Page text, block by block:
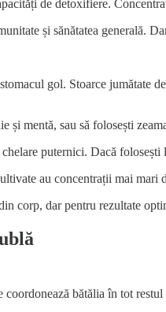
de detoxifiere.
și sănătatea generală.
gol. Stoarce
mentă, sau să folosești
puternici. Dacă
au concentrații mai
corp, dar pentru rezultate
bătălia în tot